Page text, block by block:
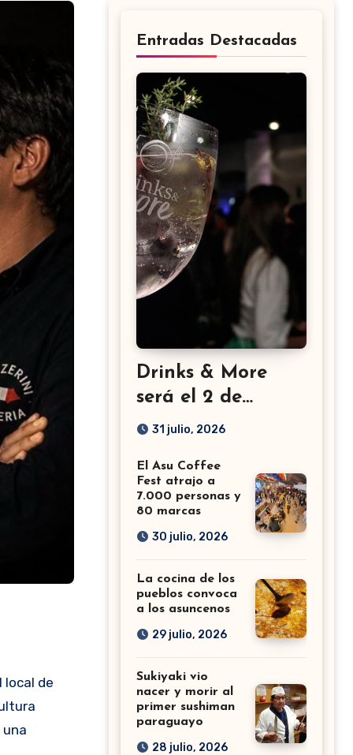
local de
Entradas Destacadas
Drinks & More
será el 2 de
setiembre en el
31 julio, 2026
El Asu Coffee
Fest atrajo a
7.000 personas y
80 marcas
30 julio, 2026
La cocina de los
pueblos convoca
a los asuncenos
29 julio, 2026
Sukiyaki vio
nacer y morir al
primer sushiman
paraguayo
28 julio, 2026